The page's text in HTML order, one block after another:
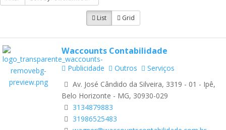
List Grid
Waccounts Contabilidade
Publicidade Outros
Serviços
Av. José Cândido da Silveira, 3319 - 01 - Ipê,
Belo Horizonte - MG, 30930-029
3134879883
31986525483